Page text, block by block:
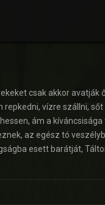
csak akkor avatják
vízre szállni,
ám a
az egész tó
esett barátját,